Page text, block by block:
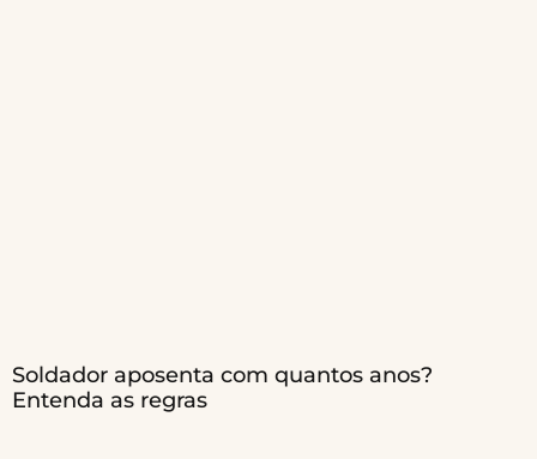
Soldador aposenta com quantos anos?
Entenda as regras